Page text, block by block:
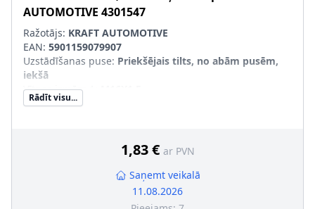
AUTOMOTIVE 4301547
Ražotājs: KRAFT AUTOMOTIVE
EAN: 5901159079907
Uzstādīšanas puse: Priekšējais tilts, no abām pusēm,
iekšā
Vītnes izmērs 1
Vītnes izmērs 2
Rādīt visu...
1,83 € ar PVN
Saņemt veikalā
11.08.2026